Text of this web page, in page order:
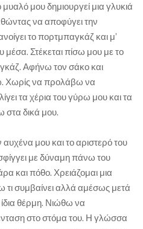
μου δημιουργεί μια γλυκιά
να αποφύγει την
το πορτμπαγκάζ και μ’
μέσα. Στέκεται πίσω μου με το
Αφήνω τον σάκο και
Χωρίς να προλάβω να
τα χέρια του γύρω μου και τα
στα δικά μου.
αυχένα μου και το αριστερό του
με δύναμη πάνω του
και πόθο. Χρειάζομαι μια
τι συμβαίνει αλλά αμέσως μετά
ίδια θέρμη. Νιώθω να
στο στόμα του. Η γλώσσα